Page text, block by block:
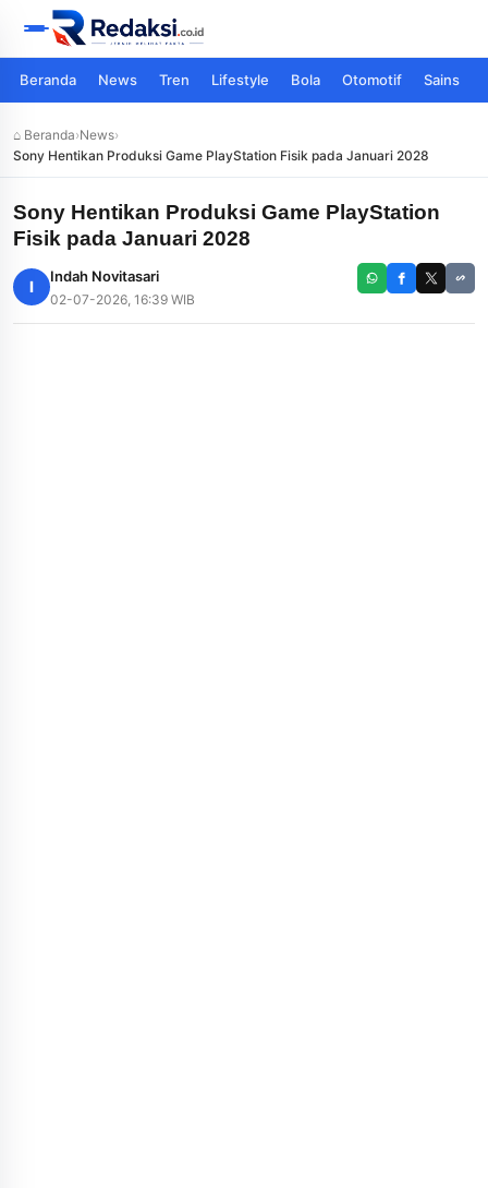
Beranda News Tren Lifestyle Bola Otomotif Sains
⌂ Beranda›News›
Sony Hentikan Produksi Game PlayStation Fisik pada Januari 2028
Sony Hentikan Produksi Game PlayStation
Fisik pada Januari 2028
I
Indah Novitasari
02-07-2026, 16:39 WIB